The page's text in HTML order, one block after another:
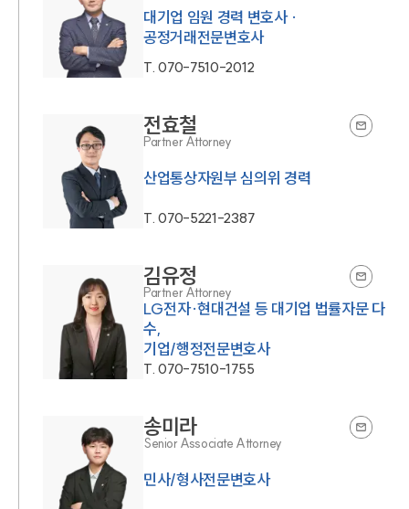
대기업 임원 경력 변호사 ·
공정거래전문변호사
T.070-7510-2012
전효철
Partner Attorney
산업통상자원부 심의위 경력
T.070-5221-2387
김유정
Partner Attorney
LG전자·현대건설 등 대기업 법률자문 다
수,
기업/행정전문변호사
T.070-7510-1755
송미라
Senior Associate Attorney
민사/형사전문변호사